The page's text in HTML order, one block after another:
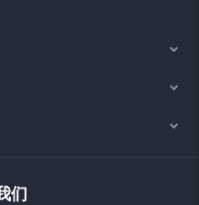
们